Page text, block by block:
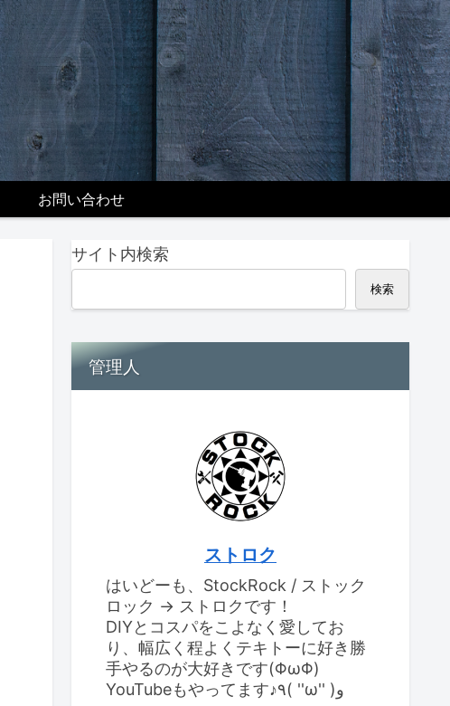
お問い合わせ
サイト内検索
検索
管理人
ストロク
はいどーも、StockRock / ストック
ロック → ストロクです！
DIYとコスパをこよなく愛してお
り、幅広く程よくテキトーに好き勝
手やるのが大好きです(ΦωΦ)
YouTubeもやってます♪٩( ''ω'' )و